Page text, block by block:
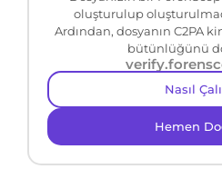
oluşturulup
Ardından, dosyanın C2PA
bütünlüğünü
Nasıl
Hemen